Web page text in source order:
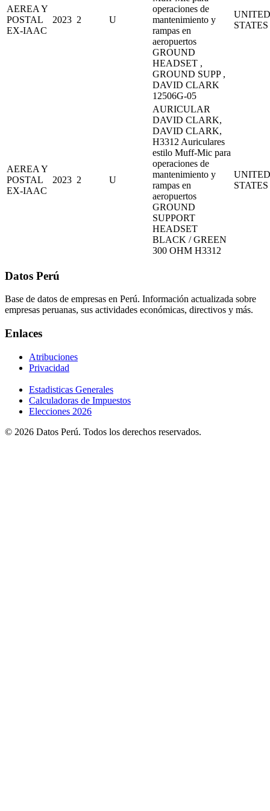
AEREA Y
POSTAL
EX-IAAC
2023 2 U
operaciones de
mantenimiento y
rampas en
aeropuertos
GROUND
HEADSET ,
GROUND SUPP ,
DAVID CLARK
12506G-05
UNITED
STATES
AEREA Y
POSTAL
EX-IAAC
2023 2 U
AURICULAR
DAVID CLARK,
DAVID CLARK,
H3312 Auriculares
estilo Muff-Mic para
operaciones de
mantenimiento y
rampas en
aeropuertos
GROUND
SUPPORT
HEADSET
BLACK / GREEN
300 OHM H3312
UNITED
STATES
Datos Perú
Base de datos de empresas en Perú. Información actualizada sobre
empresas peruanas, sus actividades económicas, directivos y más.
Enlaces
Atribuciones
Privacidad
Estadisticas Generales
Calculadoras de Impuestos
Elecciones 2026
© 2026 Datos Perú. Todos los derechos reservados.